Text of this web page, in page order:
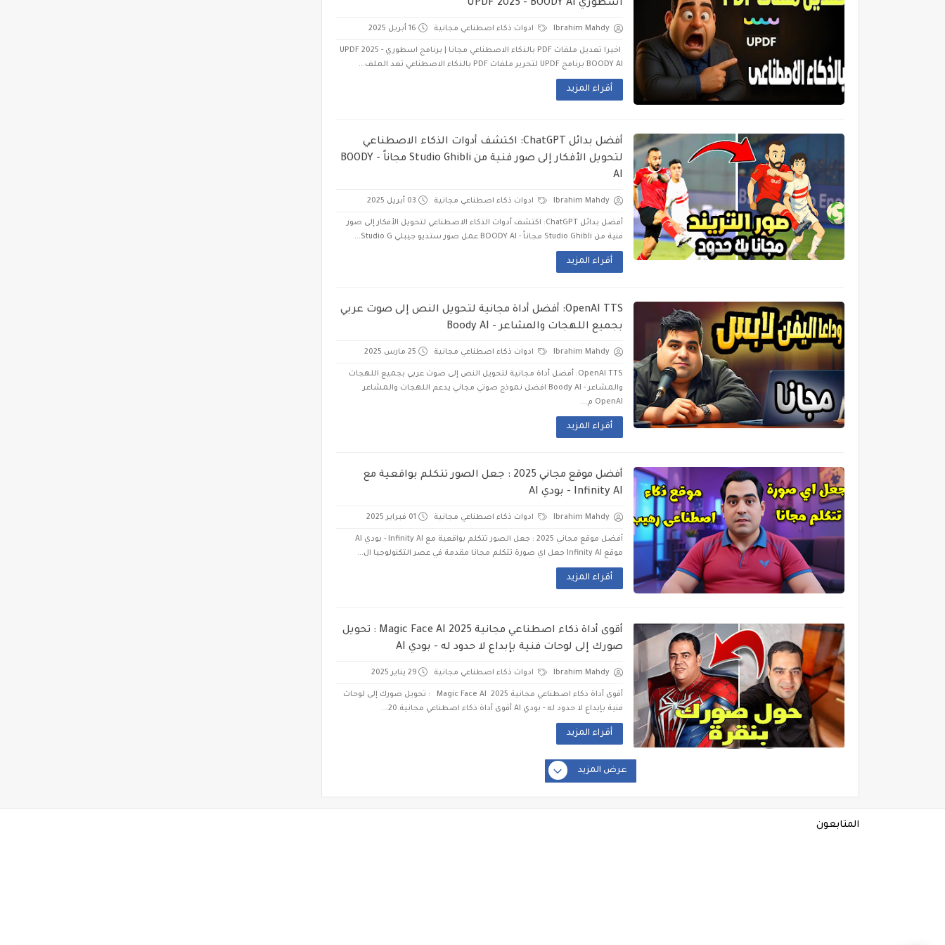
اسطوري UPDF 2025 - BOODY AI
Ibrahim Mahdy ادوات ذكاء اصطناعي مجانية 16 أبريل 2025
اخيرا تعديل ملفات PDF بالذكاء الاصطناعي مجانا | برنامج اسطوري UPDF 2025 -
BOODY AI برنامج UPDF لتحرير ملفات PDF بالذكاء الاصطناعي تعد الملف...
أقراء المزيد
أفضل بدائل ChatGPT: اكتشف أدوات الذكاء الاصطناعي
لتحويل الأفكار إلى صور فنية من Studio Ghibli مجاناً - BOODY
AI
Ibrahim Mahdy ادوات ذكاء اصطناعي مجانية 03 أبريل 2025
أفضل بدائل ChatGPT: اكتشف أدوات الذكاء الاصطناعي لتحويل الأفكار إلى صور
فنية من Studio Ghibli مجاناً - BOODY AI عمل صور ستديو جيبلي Studio G...
أقراء المزيد
OpenAI TTS: أفضل أداة مجانية لتحويل النص إلى صوت عربي
بجميع اللهجات والمشاعر - Boody AI
Ibrahim Mahdy ادوات ذكاء اصطناعي مجانية 25 مارس 2025
OpenAI TTS: أفضل أداة مجانية لتحويل النص إلى صوت عربي بجميع اللهجات
والمشاعر - Boody AI افضل نموذج صوتي مجاني يدعم اللهجات والمشاعر
OpenAI م...
أقراء المزيد
أفضل موقع مجاني 2025 : جعل الصور تتكلم بواقعية مع
Infinity AI - بودي AI
Ibrahim Mahdy ادوات ذكاء اصطناعي مجانية 01 فبراير 2025
أفضل موقع مجاني 2025 : جعل الصور تتكلم بواقعية مع Infinity AI - بودي AI
موقع Infinity AI جعل اي صورة تتكلم مجانا مقدمة في عصر التكنولوجيا ال...
أقراء المزيد
أقوى أداة ذكاء اصطناعي مجانية 2025 Magic Face AI : تحويل
صورك إلى لوحات فنية بإبداع لا حدود له - بودي AI
Ibrahim Mahdy ادوات ذكاء اصطناعي مجانية 29 يناير 2025
أقوى أداة ذكاء اصطناعي مجانية 2025 Magic Face AI : تحويل صورك إلى لوحات
فنية بإبداع لا حدود له - بودي AI أقوى أداة ذكاء اصطناعي مجانية 20...
أقراء المزيد
عرض المزيد
المتابعون